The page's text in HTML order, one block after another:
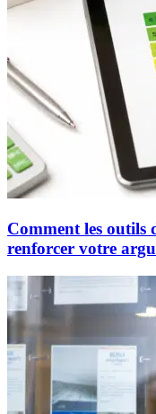
Comment les outils
renforcer votre